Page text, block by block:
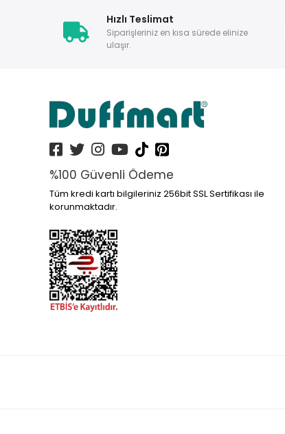
Hızlı Teslimat
Siparişleriniz en kısa sürede elinize
ulaşır.
%100 Güvenli Ödeme
Tüm kredi kartı bilgileriniz 256bit SSL Sertifikası ile
korunmaktadır.